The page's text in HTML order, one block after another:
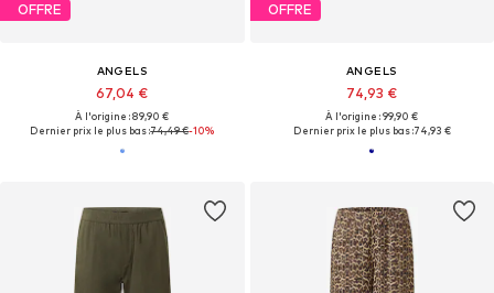
OFFRE
ANGELS
67,04 €
À l'origine : 89,90 €
Dernier prix le plus bas :74,49 €-10%
OFFRE
ANGELS
74,93 €
À l'origine : 99,90 €
Dernier prix le plus bas :74,93 €